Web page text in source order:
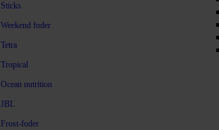
Sticks
Weekend foder
Tetra
Tropical
Ocean nutrition
JBL
Frost-foder